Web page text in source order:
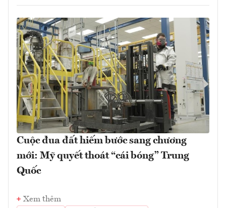
Cuộc đua đất hiếm bước sang chương
mới: Mỹ quyết thoát “cái bóng” Trung
Quốc
Xem thêm